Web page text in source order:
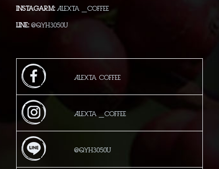
Instagarm: Alexta _Coffee
Line: @qyh3050u
Alexta Coffee
Alexta _Coffee
@qyh3050u